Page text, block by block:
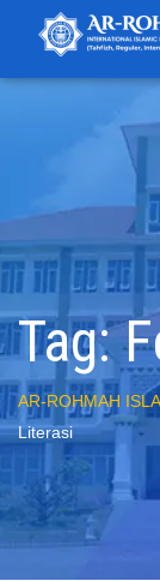
Tag:
AR-ROHMAH
Literasi